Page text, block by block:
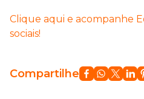
Clique aqui e acompanhe
sociais!
Compartilhe